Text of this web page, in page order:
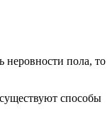
неровности пола, то
способы